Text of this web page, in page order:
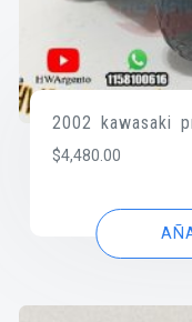
2002 kawasaki
$4,480.00